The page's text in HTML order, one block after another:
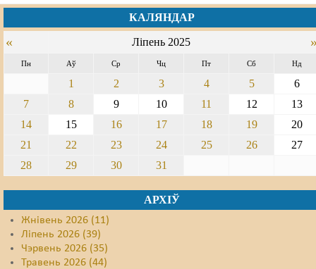
КАЛЯНДАР
« Ліпень 2025
Пн Аў Ср Чц Пт Сб Нд
1 2 3 4 5
6
7
8 9 10 11 12
13
14
15 16 17 18 19
20
21
22 23 24 25 26
27
28
29 30 31
АРХІЎ
Жнівень 2026 (11)
Ліпень 2026 (39)
Чэрвень 2026 (35)
Травень 2026 (44)
Свабода слова
Свабода сумленьня
Суд
Сьмяротнае пакараньне
Экалёгія
Правы працоўных
Сацыяльныя правы